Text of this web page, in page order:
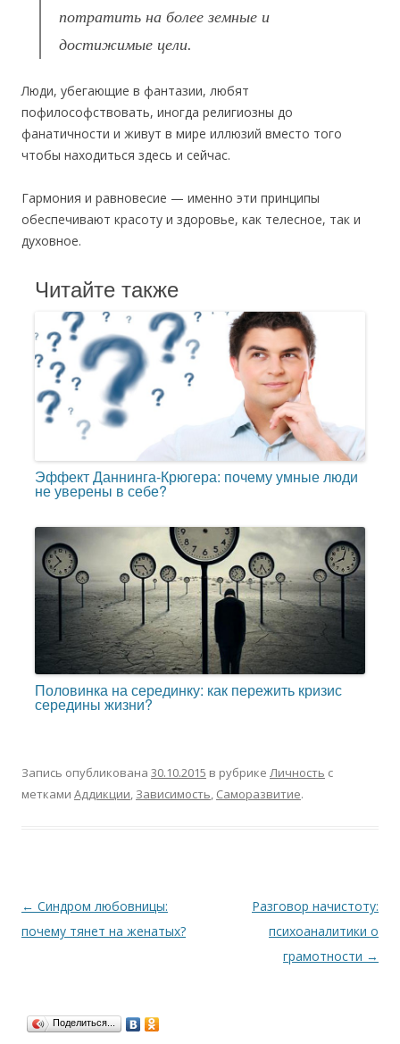
потратить на более земные и
достижимые цели.
Люди, убегающие в фантазии, любят
пофилософствовать, иногда религиозны до
фанатичности и живут в мире иллюзий вместо того
чтобы находиться здесь и сейчас.
Гармония и равновесие — именно эти принципы
обеспечивают красоту и здоровье, как телесное, так и
духовное.
Читайте также
Эффект Даннинга-Крюгера: почему умные люди
не уверены в себе?
Половинка на серединку: как пережить кризис
середины жизни?
Запись опубликована 30.10.2015 в рубрике Личность с
метками Аддикции, Зависимость, Саморазвитие.
Навигация
по
← Синдром любовницы:
почему тянет на женатых?
Разговор начистоту:
психоаналитики о
грамотности →
Поделиться...